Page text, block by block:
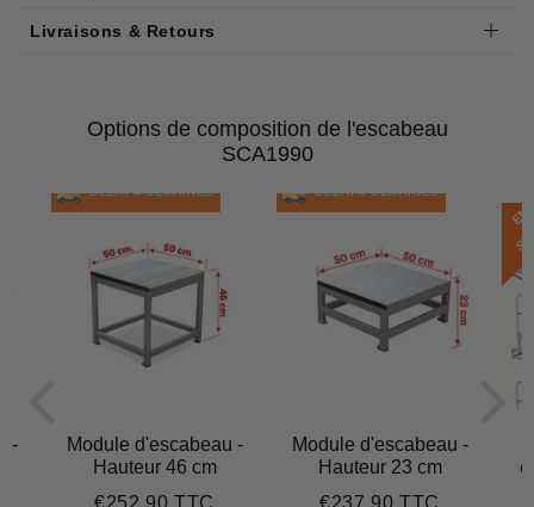
Livraisons & Retours
Options de composition de l'escabeau
SCA1990
-
DÉLAI 4 SEMAINES
Module d'escabeau -
Hauteur 46 cm
DÉLAI 4 SEMAINES
Module d'escabeau -
Hauteur 23 cm
E
N
S
T
O
C